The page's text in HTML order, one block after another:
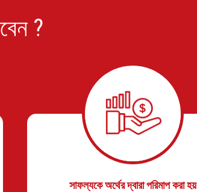
?
সাফল্যকে অর্থের দ্বারা পরিমাপ করা হয়